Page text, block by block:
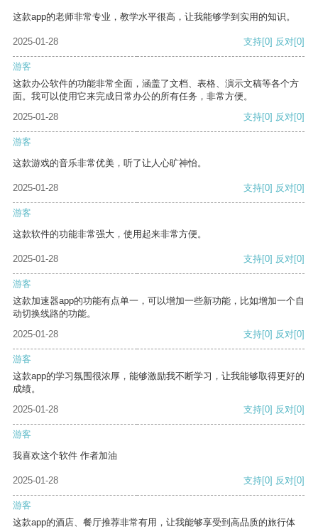
这款app的老师非常专业，教学水平很高，让我能够学到实用的知识。
2025-01-28 支持[0] 反对[0]
游客
这款办公软件的功能非常全面，涵盖了文档、表格、演示文稿等各个方
面。我可以使用它来完成日常办公的所有任务，非常方便。
2025-01-28
支持[0] 反对[0]
游客
这款游戏的音乐非常优美，听了让人心旷神怡。
2025-01-28 支持[0] 反对[0]
游客
这款软件的功能非常强大，使用起来非常方便。
2025-01-28 支持[0] 反对[0]
游客
这款加速器app的功能有点单一，可以增加一些新功能，比如增加一个自
动切换线路的功能。
2025-01-28
支持[0] 反对[0]
游客
这款app的学习氛围很浓厚，能够激励我不断学习，让我能够取得更好的
成绩。
2025-01-28
支持[0] 反对[0]
游客
我喜欢这个软件 作者加油
2025-01-28 支持[0] 反对[0]
游客
这款app的酒店、餐厅推荐非常有用，让我能够享受到高品质的旅行体